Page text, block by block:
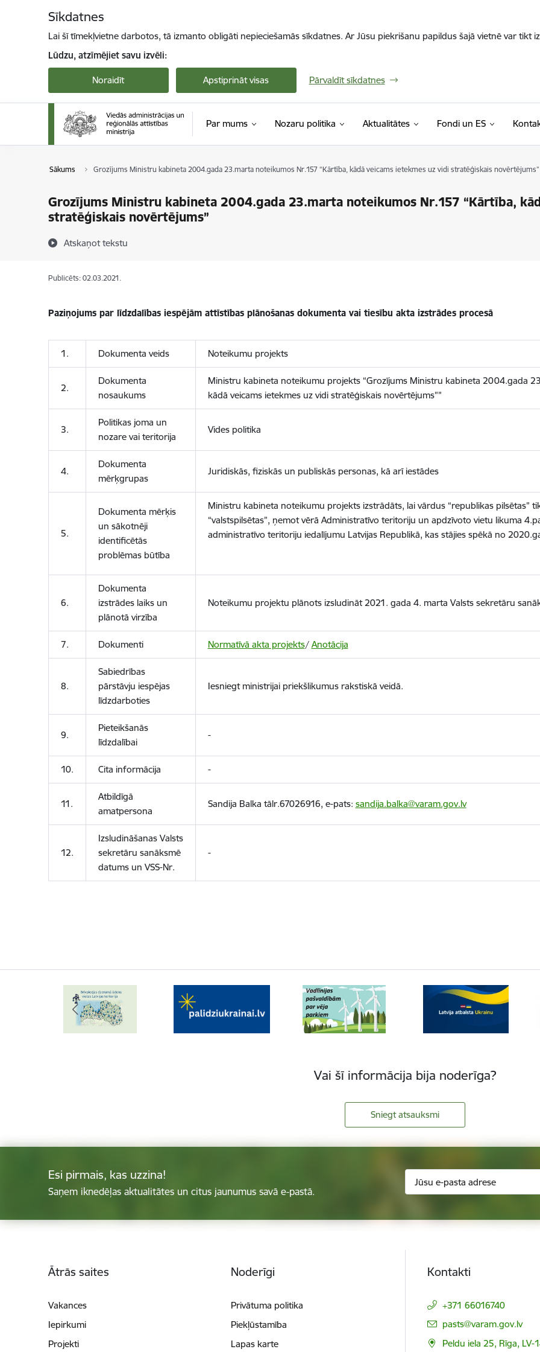
Sīkdatnes
Lai šī tīmekļvietne darbotos, tā izmanto obligāti nepieciešamās sīkdatnes. Ar Jūsu piekrišanu papildus šajā vietnē var tikt
Lūdzu, atzīmējiet savu izvēli:
Noraidīt Apstiprināt visas Pārvaldīt sīkdatnes
Par mums Nozaru politika Aktualitātes Fondi un ES
Sākums Grozījums Ministru kabineta 2004.gada 23.marta noteikumos Nr.157 “Kārtība, kādā veicams ietekmes uz vidi stratēģiskais novērtējums”
Grozījums Ministru kabineta 2004.gada 23.marta noteikumos Nr.157 “Kārtība,
stratēģiskais novērtējums”
Atskaņot tekstu
Publicēts: 02.03.2021.
Paziņojums par līdzdalības iespējām attīstības plānošanas dokumenta vai tiesību akta izstrādes procesā
1. Dokumenta veids Noteikumu projekts
2.
Dokumenta
nosaukums
Ministru kabineta noteikumu projekts “Grozījums Ministru kabineta 2004.gada
kādā veicams ietekmes uz vidi stratēģiskais novērtējums””
3.
Politikas joma un
nozare vai teritorija
Vides politika
4.
Dokumenta
mērķgrupas
Juridiskās, fiziskās un publiskās personas, kā arī iestādes
5.
Dokumenta mērķis
un sākotnēji
identificētās
problēmas būtība
Ministru kabineta noteikumu projekts izstrādāts, lai vārdus “republikas pilsētas”
“valstspilsētas”, ņemot vērā Administratīvo teritoriju un apdzīvoto vietu likuma
administratīvo teritoriju iedalījumu Latvijas Republikā, kas stājies spēkā no
6.
Dokumenta
izstrādes laiks un
plānotā virzība
Noteikumu projektu plānots izsludināt 2021. gada 4. marta Valsts sekretāru
7. Dokumenti Normatīvā akta projekts/ Anotācija
8.
Sabiedrības
pārstāvju iespējas
līdzdarboties
Iesniegt ministrijai priekšlikumus rakstiskā veidā.
9.
Pieteikšanās
līdzdalībai
-
10. Cita informācija -
11.
Atbildīgā
amatpersona
Sandija Balka tālr.67026916, e-pats: sandija.balka@varam.gov.lv
12.
Izsludināšanas Valsts
sekretāru sanāksmē
datums un VSS-Nr.
-
Vai šī informācija bija noderīga?
Sniegt atsauksmi
Esi pirmais, kas uzzina!
Saņem iknedēļas aktualitātes un citus jaunumus savā e-pastā.
Ātrās saites
Vakances
Iepirkumi
Projekti
Noderīgi
Privātuma politika
Piekļūstamība
Lapas karte
Kontakti
+371 66016740
E-pasts:
pasts@varam.gov.lv
Peldu iela 25, Rīga, LV-